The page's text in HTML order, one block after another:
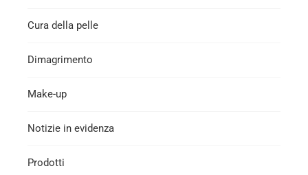
Cura della pelle
Dimagrimento
Make-up
Notizie in evidenza
Prodotti